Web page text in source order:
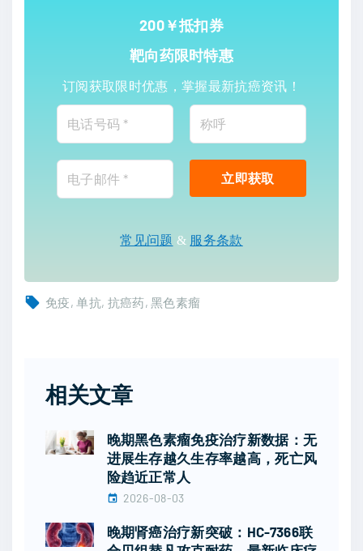
200￥抵扣券
靶向药限时特惠
订阅获取限时优惠，掌握最新抗癌资讯！
常见问题 & 服务条款
免疫 单抗 抗癌药 黑色素瘤
相关文章
晚期黑色素瘤免疫治疗新数据：无
进展生存越久生存率越高，死亡风
险趋近正常人
2026-08-03
晚期肾癌治疗新突破：HC-7366联